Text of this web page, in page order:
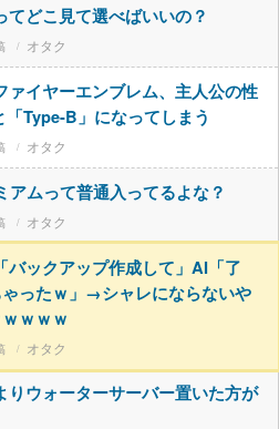
てどこ見て選べばいいの？
オタク
ァイヤーエンブレム、主人公の性
Type-B」になってしまう
オタク
アムって普通入ってるよな？
オタク
バックアップ作成して」AI「了
ったｗ」→シャレにならないや
ｗｗｗ
オタク
りウォーターサーバー置いた方が